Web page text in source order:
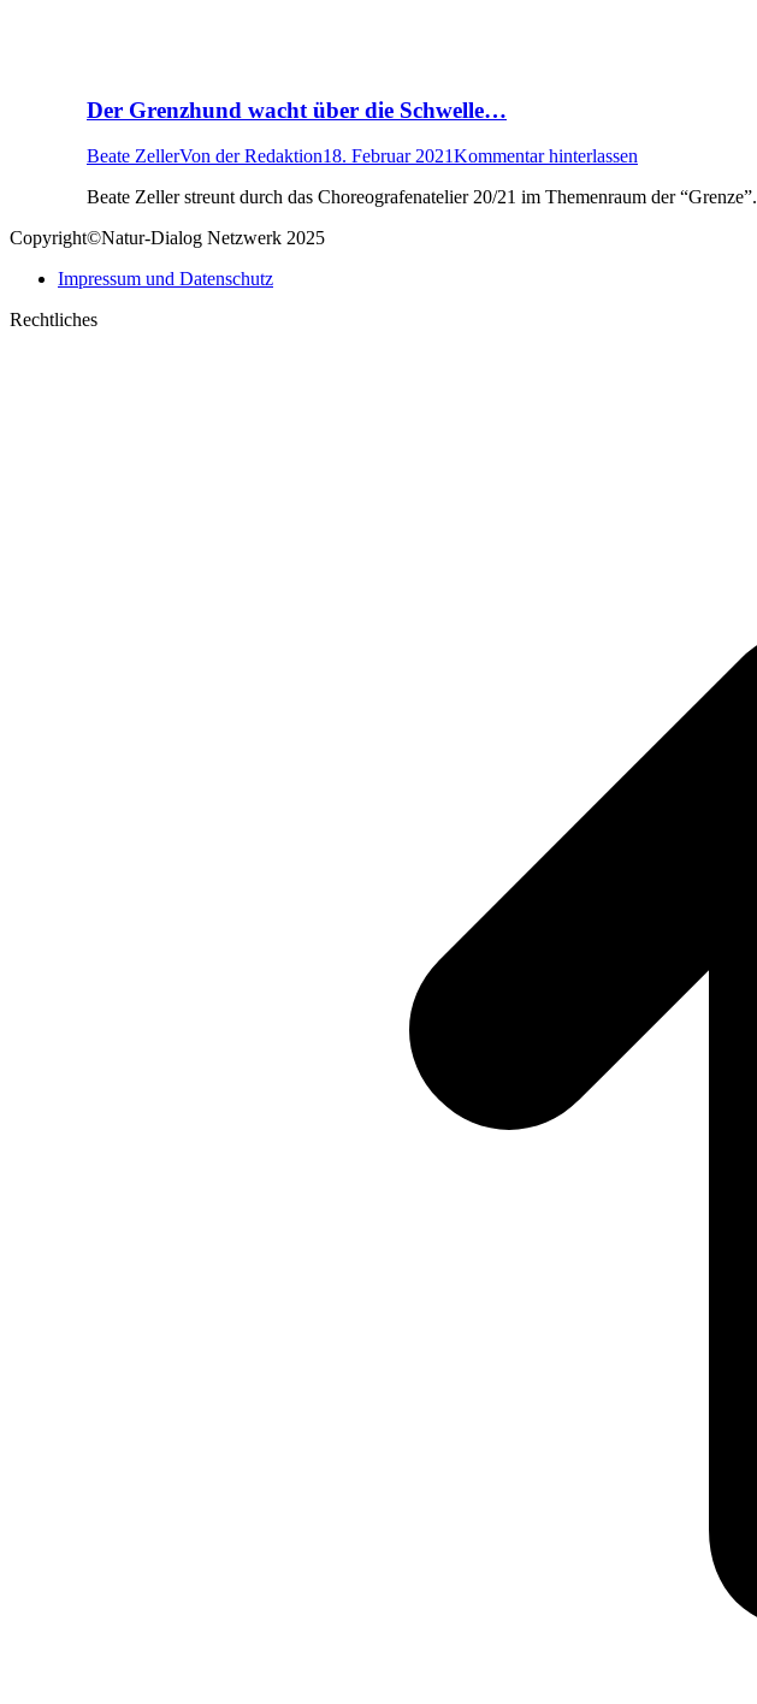
Der Grenzhund wacht über die Schwelle…
Beate ZellerVon der Redaktion18. Februar 2021Kommentar hinterlassen
Beate Zeller streunt durch das Choreografenatelier 20/21 im Themenraum der “Grenze”.
Copyright©Natur-Dialog Netzwerk 2025
Impressum und Datenschutz
Rechtliches